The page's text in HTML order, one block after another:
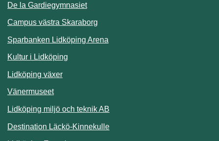
De la Gardiegymnasiet
Campus västra Skaraborg
Sparbanken Lidköping Arena
Kultur i Lidköping
Lidköping växer
Vänermuseet
Lidköping miljö och teknik AB
Destination Läckö-KinnekulleLänk till annan webbplats.